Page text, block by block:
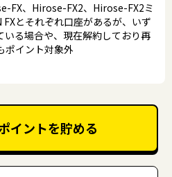
FX、Hirose-FX2、Hirose-FX2ミ
とそれぞれ口座があるが、いず
いる場合や、現在解約しており再
ポイント対象外
イントを貯める